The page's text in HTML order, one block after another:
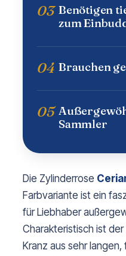
03 Benötigen
zum
04 Brauchen
05
Sammler
Die Zylinderrose
Farbvariante ist ein
für Liebhaber
Charakteristisch ist
Kranz aus sehr